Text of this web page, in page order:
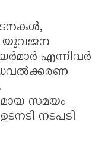
യുവജന
എന്നിവർ
സമയം
നടപടി